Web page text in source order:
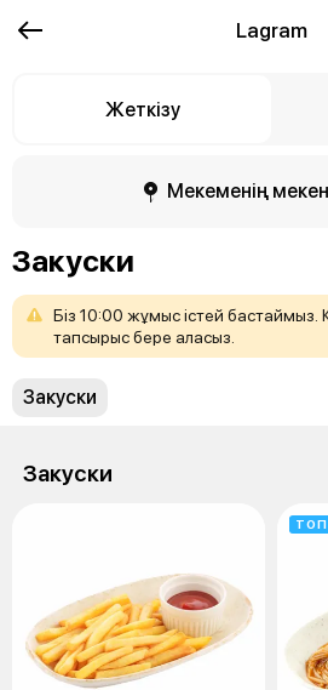
Lagram
Жеткізу
Мекеменің
Закуски
Біз 10:00 жұмысістей бастаймыз.
тапсырысбере аласыз.
Закуски
Закуски
ТОП